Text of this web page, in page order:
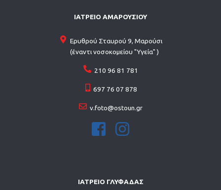
ΙΑΤΡΕΙΟ ΑΜΑΡΟΥΣΙΟΥ
Ερυθρού Σταυρού 9, Μαρούσι
(έναντι νοσοκομείου "Υγεία" )
210 96 81 781
697 76 07 878
v.foto@ostoun.gr
ΙΑΤΡΕΙΟ ΓΛΥΦΑΔΑΣ